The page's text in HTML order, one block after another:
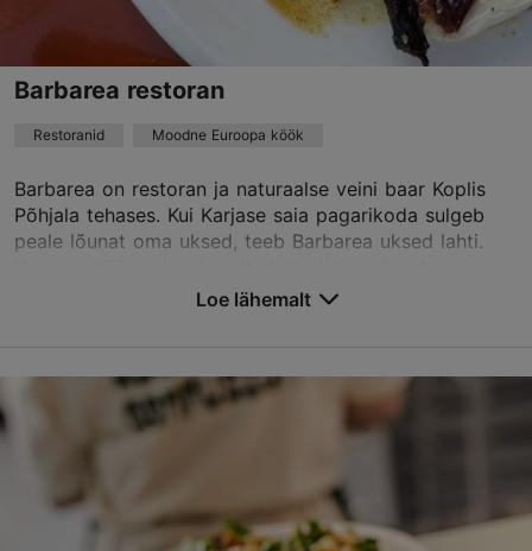
Best Restaurants
Barbarea restoran
Restoranid Moodne Euroopa köök
Barbarea on restoran ja naturaalse veini baar Koplis
Põhjala tehases. Kui Karjase saia pagarikoda sulgeb
peale lõunat oma uksed, teeb Barbarea uksed lahti.
Marati tn 5/2, Tallinn
T – L 17:00–23:00
Loe lähemalt
Loe lähemalt